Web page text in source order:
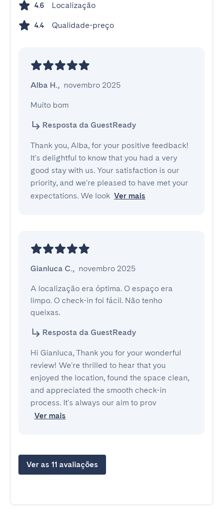
4.6 Localização
4.4 Qualidade-preço
Alba H., novembro 2025
Muito bom
Resposta da GuestReady
Thank you, Alba, for your positive feedback!
It's delightful to know that you had a very
good stay with us. Your satisfaction is our
priority, and we're pleased to have met your
expectations. We look Ver mais
Gianluca C., novembro 2025
A localização era óptima. O espaço era
limpo. O check-in foi fácil. Não tenho
queixas.
Resposta da GuestReady
Hi Gianluca, Thank you for your wonderful
review! We're thrilled to hear that you
enjoyed the location, found the space clean,
and appreciated the smooth check-in
process. It's always our aim to prov
Ver mais
Ver as 11 avaliações